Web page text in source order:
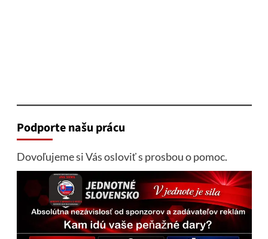
Podporte našu prácu
Dovoľujeme si Vás osloviť s prosbou o pomoc.